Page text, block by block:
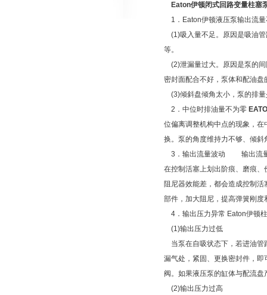
Eaton伊顿闭式回路变量柱塞
1．Eaton伊顿液压泵输出流量
(1)吸入量不足。原因是吸油管
等。
(2)泄漏量过大。原因是泵的间
密封面配合不好，泵体和配油
(3)倾斜盘倾角太小，泵的排
2．中位时排油量不为零
位偏离调整机构中点的现象，
换。泵的角度维持力不够、倾
3．输出流量波动 输出流量
在控制活塞上划出阶痕、磨痕
阻尼器效能差，都会造成控制
部件，加大阻尼，提高弹簧刚度
4．输出压力异常 Eaton伊顿
(1)输出压力过低
当泵在自吸状态下，若进油管
漏气处，紧固、更换密封件，
阀。如果液压泵的缸体与配流
(2)输出压力过高